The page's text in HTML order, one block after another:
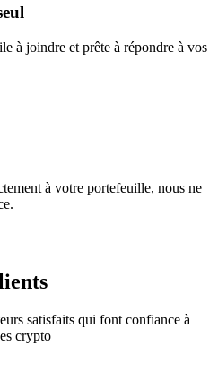
à joindre et prête à répondre à vos
à votre portefeuille, nous ne
satisfaits qui font confiance à
crypto